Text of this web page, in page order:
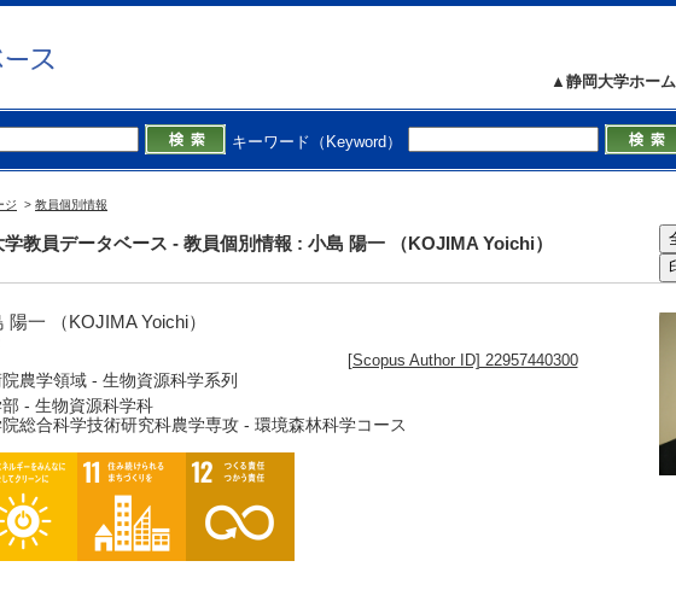
▲静岡大学ホーム
キーワード（Keyword）
ジ > 教員個別情報
学教員データベース - 教員個別情報 : 小島 陽一 （KOJIMA Yoichi）
陽一 （KOJIMA Yoichi）
[Scopus Author ID] 22957440300
農学領域 - 生物資源科学系列
部 - 生物資源科学科
総合科学技術研究科農学専攻 - 環境森林科学コース